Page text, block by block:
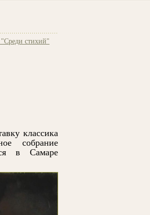
"Среди стихий"
классика
собрание
в Самаре